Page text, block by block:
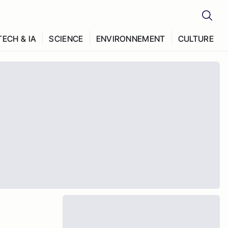
& IA SCIENCE ENVIRONNEMENT CULTURE